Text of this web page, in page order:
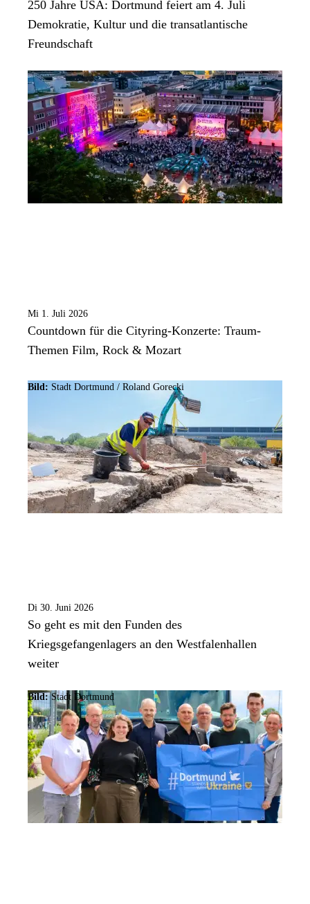
250 Jahre USA: Dortmund feiert am 4. Juli
Demokratie, Kultur und die transatlantische
Freundschaft
Mi 1. Juli 2026
Countdown für die Cityring-Konzerte: Traum-
Themen Film, Rock & Mozart
Bild: Stadt Dortmund / Roland Gorecki
Di 30. Juni 2026
So geht es mit den Funden des
Kriegsgefangenlagers an den Westfalenhallen
weiter
Bild:Stadt Dortmund